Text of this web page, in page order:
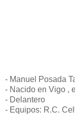
- Manuel Posada
- Nacido en Vigo ,
- Delantero
- Equipos: R.C.